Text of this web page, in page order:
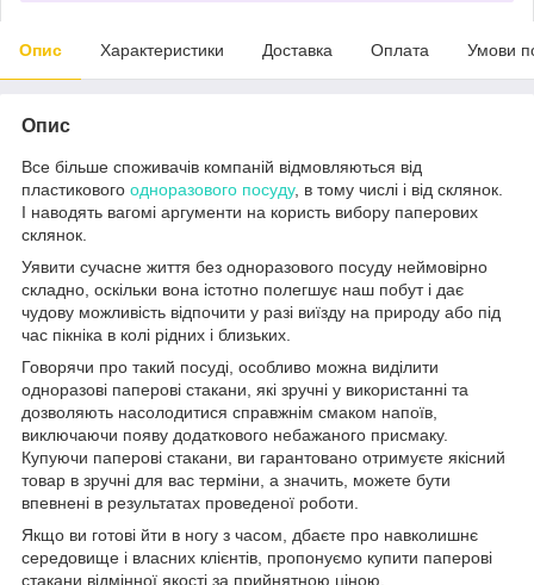
Опис Характеристики Доставка Оплата Умови
Опис
Все більше споживачів компаній відмовляються від
пластикового одноразового посуду, в тому числі і від склянок.
І наводять вагомі аргументи на користь вибору паперових
склянок.
Уявити сучасне життя без одноразового посуду неймовірно
складно, оскільки вона істотно полегшує наш побут і дає
чудову можливість відпочити у разі виїзду на природу або під
час пікніка в колі рідних і близьких.
Говорячи про такий посуді, особливо можна виділити
одноразові паперові стакани, які зручні у використанні та
дозволяють насолодитися справжнім смаком напоїв,
виключаючи появу додаткового небажаного присмаку.
Купуючи паперові стакани, ви гарантовано отримуєте якісний
товар в зручні для вас терміни, а значить, можете бути
впевнені в результатах проведеної роботи.
Якщо ви готові йти в ногу з часом, дбаєте про навколишнє
середовище і власних клієнтів, пропонуємо купити паперові
стакани відмінної якості за прийнятною ціною.